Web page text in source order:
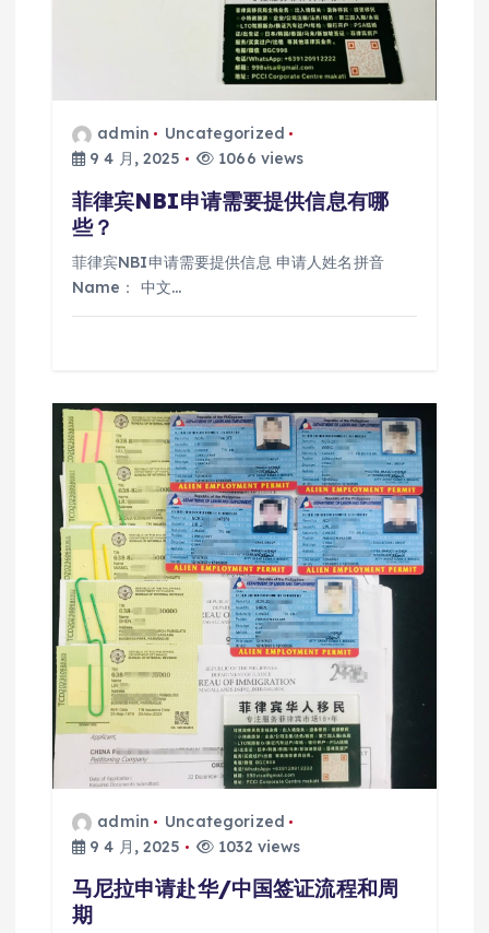
admin
Uncategorized
9 4 月, 2025
1066 views
菲律宾NBI申请需要提供信息有哪
些？
菲律宾NBI申请需要提供信息 申请人姓名拼音
Name： 中文…
admin
Uncategorized
9 4 月, 2025
1032 views
马尼拉申请赴华/中国签证流程和周
期